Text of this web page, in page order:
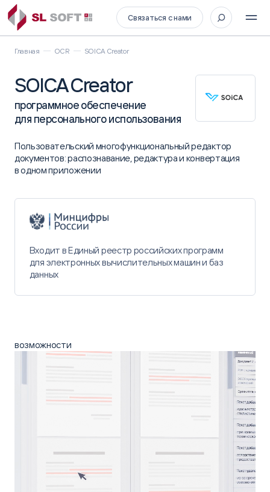
Связаться с нами
Главная OCR SOICA Creator
SOICA Creator
программное обеспечение
для персонального использования
Пользовательский многофункциональный редактор
документов: распознавание, редактура и конвертация
в одном приложении
Входит в Единый реестр российских программ
для электронных вычислительных машин и баз
данных
возможности